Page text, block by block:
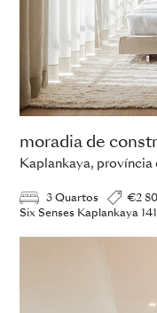
moradia de
Kaplankaya, província
3 Quartos
€2
Six Senses Kaplankaya